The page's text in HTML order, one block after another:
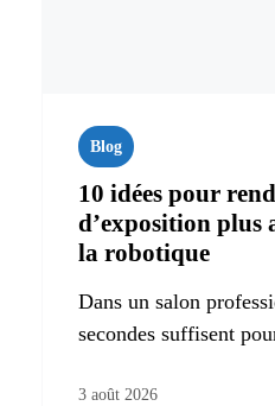
Blog
10 idées pour
d’exposition plus
la robotique
Dans un salon
secondes suffisent
3 août 2026